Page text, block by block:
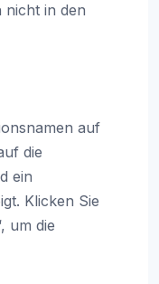
nicht in den
auf
die
ein
Klicken Sie
um die